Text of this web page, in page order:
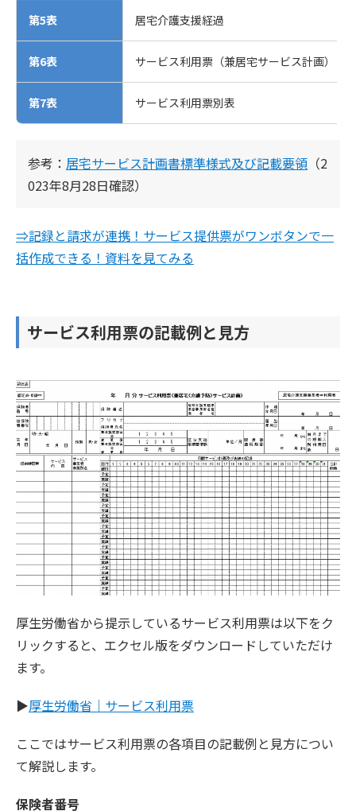
第5表 居宅介護支援経過
第6表 サービス利用票（兼居宅サービス計画）
第7表 サービス利用票別表
参考： 居宅サービス計画書標準様式及び記載要領 （2
023年8月28日確認）
⇒記録と請求が連携！サービス提供票がワンボタンで一
括作成できる！資料を見てみる
サービス利用票の記載例と見方
厚生労働省から提示しているサービス利用票は以下をク
リックすると、エクセル版をダウンロードしていただけ
ます。
▶︎厚生労働省｜サービス利用票
ここではサービス利用票の各項目の記載例と見方につい
て解説します。
保険者番号